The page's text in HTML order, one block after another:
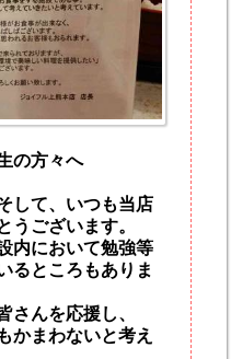
の方々へ
して、いつも当店
うございます。
内において勉強等
るところもありま
さんを応援し、
かまわないと考え